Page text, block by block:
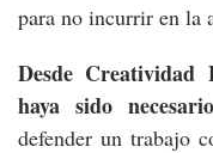
para no incurrir en la
Desde
haya sido
defender un trabajo